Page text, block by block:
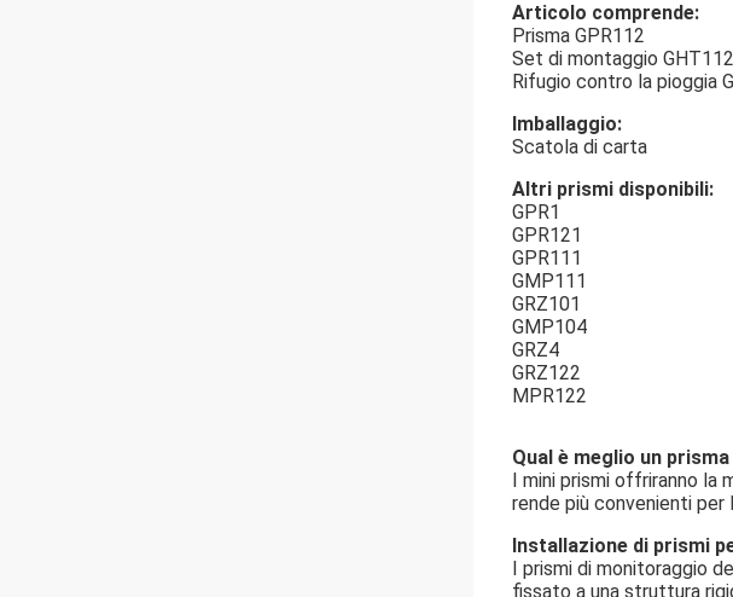
Articolo comprende:
Prisma GPR112
Set di montaggio
Rifugio contro la pioggia
Imballaggio:
Scatola di carta
Altri prismi disponibili:
GPR1
GPR121
GPR111
GMP111
GRZ101
GMP104
GRZ4
GRZ122
MPR122
Qual è meglio un
I mini prismi offriranno la
rende più convenienti
Installazione di prismi
I prismi di monitoraggio
fissato a una struttura